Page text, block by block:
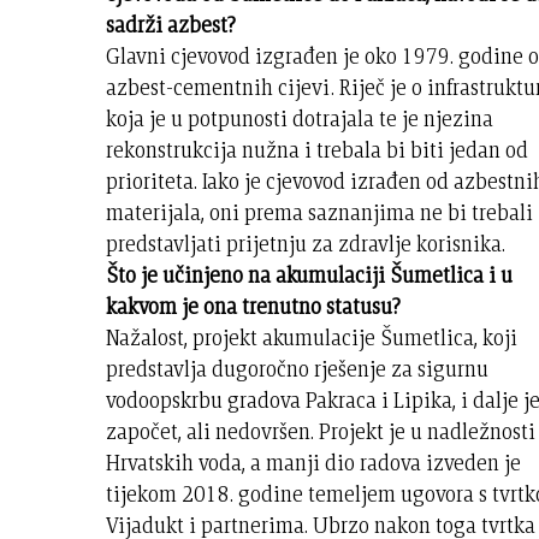
sadrži azbest?
Glavni cjevovod izgrađen je oko 1979. godine
azbest-cementnih cijevi. Riječ je o
koja je u potpunosti dotrajala te je njezina
rekonstrukcija nužna i trebala bi biti jedan od
prioriteta. Iako je cjevovod izrađen od
materijala, oni prema saznanjima ne bi trebali
predstavljati prijetnju za zdravlje korisnika.
Što je učinjeno na akumulaciji Šumetlica i u
kakvom je ona trenutno statusu?
Nažalost, projekt akumulacije Šumetlica, koji
predstavlja dugoročno rješenje za sigurnu
vodoopskrbu gradova Pakraca i Lipika, i dalje
započet, ali nedovršen. Projekt je u nadležnosti
Hrvatskih voda, a manji dio radova izveden je
tijekom 2018. godine temeljem ugovora s
Vijadukt i partnerima. Ubrzo nakon toga